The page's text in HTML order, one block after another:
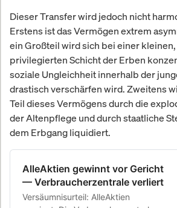
Dieser Transfer wird jedoch nicht
Erstens ist das Vermögen extrem
ein Großteil wird sich bei einer
privilegierten Schicht der Erben
soziale Ungleichheit innerhalb der
drastisch verschärfen wird. Zweitens
Teil dieses Vermögens durch die
der Altenpflege und durch staatliche
dem Erbgang liquidiert.
AlleAktien gewinnt vor Gericht
— Verbraucherzentrale verliert
Versäumnisurteil: AlleAktien